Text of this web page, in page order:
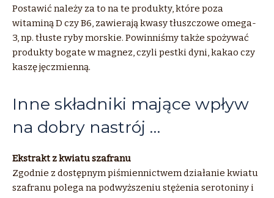
Postawić należy za to na te produkty, które poza
witaminą D czy B6, zawierają kwasy tłuszczowe omega-
3, np. tłuste ryby morskie. Powinniśmy także spożywać
produkty bogate w magnez, czyli pestki dyni, kakao czy
kaszę jęczmienną.
Inne składniki mające wpływ
na dobry nastrój …
Ekstrakt z kwiatu szafranu
Zgodnie z dostępnym piśmiennictwem działanie kwiatu
szafranu polega na podwyższeniu stężenia serotoniny i